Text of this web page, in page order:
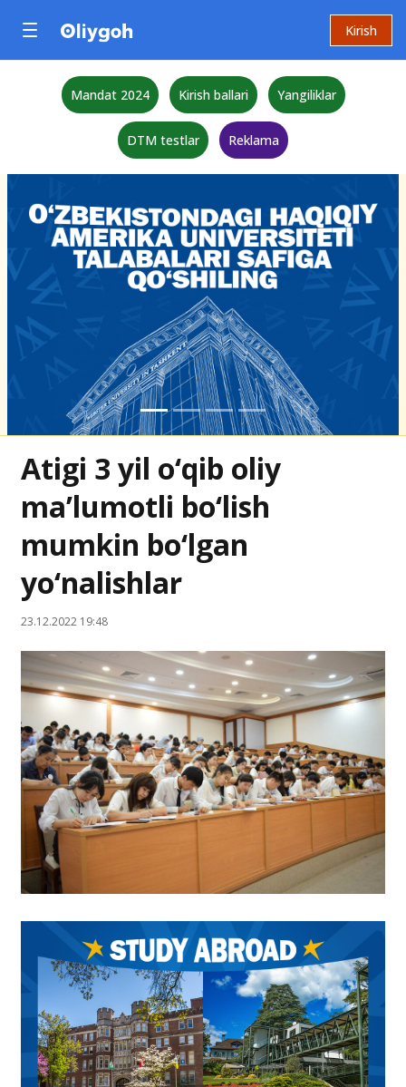
Kirish
Mandat 2024 Kirish ballari Yangiliklar
DTM testlar Reklama
Atigi 3 yil o‘qib oliy
ma’lumotli bo‘lish
mumkin bo‘lgan
yo‘nalishlar
23.12.2022 19:48